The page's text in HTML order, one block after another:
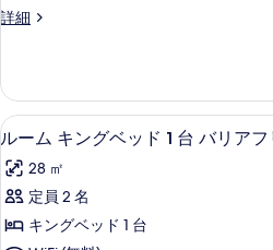
ー
べ
て
の
写
真
を
ニ
細
ー
キ
ン
グ
ベ
ッ
ド
詳細
ジ
ス
イ
ー
キ
ン
ベ
ル
ー
ム
キ
ン
セ
16
ルーム キングベッド 1 台 バリアフ
28 ㎡
定員 2 名
キングベッド 1 台